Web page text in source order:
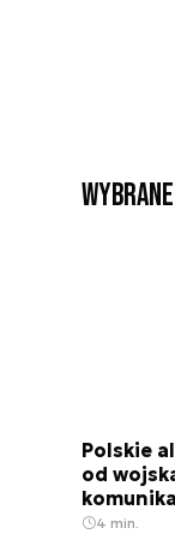
Polskie
od
4 min.